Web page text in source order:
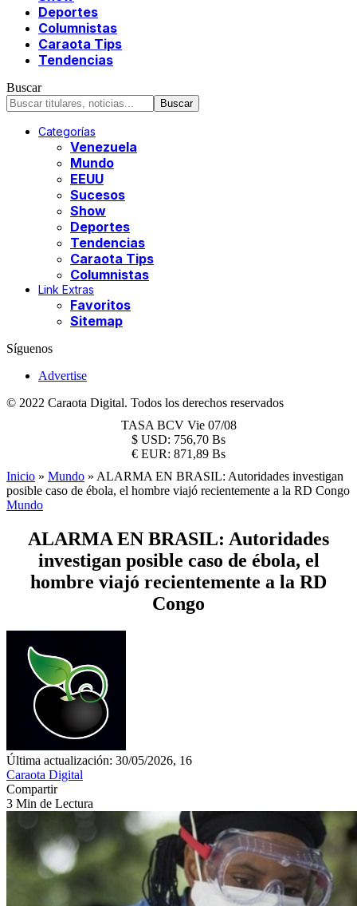
Deportes
Columnistas
Caraota Tips
Tendencias
Buscar
Categorías
Venezuela
Mundo
EEUU
Sucesos
Show
Deportes
Tendencias
Caraota Tips
Columnistas
Link Extras
Favoritos
Sitemap
Síguenos
Advertise
© 2022 Caraota Digital. Todos los derechos reservados
TASA BCV Vie 07/08
$ USD: 756,70 Bs
€ EUR: 871,89 Bs
Inicio » Mundo » ALARMA EN BRASIL: Autoridades investigan
posible caso de ébola, el hombre viajó recientemente a la RD Congo
Mundo
ALARMA EN BRASIL: Autoridades
investigan posible caso de ébola, el
hombre viajó recientemente a la RD
Congo
Última actualización: 30/05/2026, 16
Caraota Digital
Compartir
3 Min de Lectura